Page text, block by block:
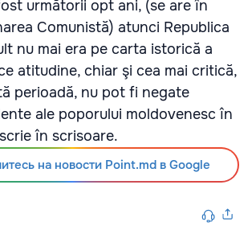
următorii opt ani, (se are în
Comunistă) atunci Republica
nu mai era pe carta istorică a
atitudine, chiar şi cea mai critică,
perioadă, nu pot fi negate
ale poporului moldovenesc în
în scrisoare.
на новости Point.md в Google